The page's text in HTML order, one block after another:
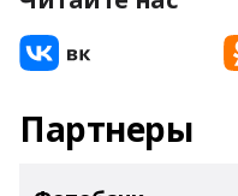
Партнеры